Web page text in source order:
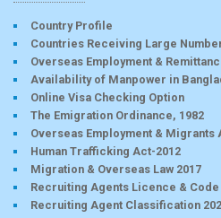
Country Profile
Countries Receiving Large
Overseas Employment &
Availability of Manpower in
Online Visa Checking Option
The Emigration Ordinance, 1982
Overseas Employment & Migrants
Human Trafficking Act-2012
Migration & Overseas Law 2017
Recruiting Agents Licence & Code
Recruiting Agent Classification